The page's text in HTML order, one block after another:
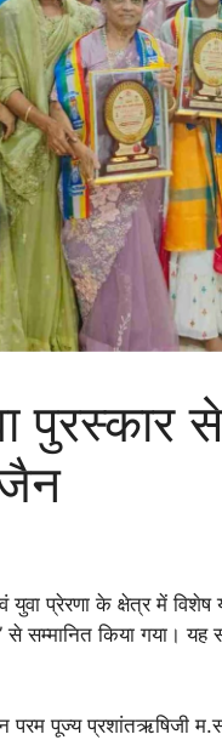
युवा प्रेरणा के क्षेत्र में
से सम्मानित किया गया।
परम पूज्य प्रशांतऋषिजी